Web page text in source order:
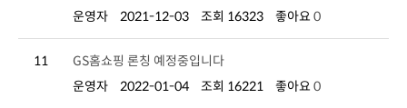
운영자
2021-12-03 조회 16323 좋아요 0
11
GS홈쇼핑 론칭 예정중입니다
운영자
2022-01-04 조회 16221 좋아요 0